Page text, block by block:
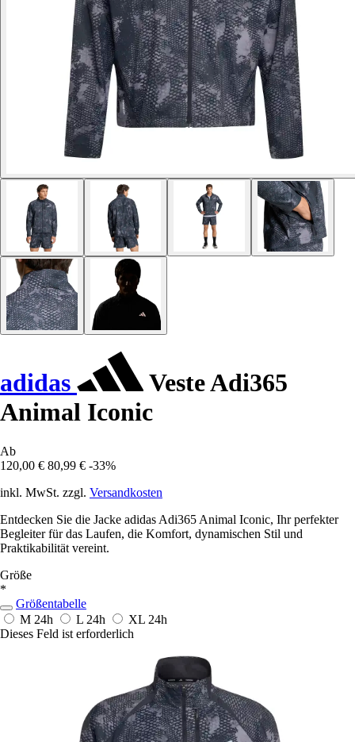
adidas
Veste Adi365
Animal Iconic
Ab
120,00 € 80,99 € -33%
inkl. MwSt. zzgl. Versandkosten
Entdecken Sie die Jacke adidas Adi365 Animal Iconic, Ihr perfekter
Begleiter für das Laufen, die Komfort, dynamischen Stil und
Praktikabilität vereint.
Größe
*
Größentabelle
M 24h L 24h XL 24h
Dieses Feld ist erforderlich